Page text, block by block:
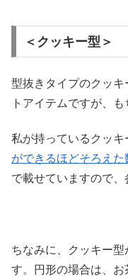
＜クッキー型＞
型抜きタイプのクッ
トアイテムですが、
私が持っているクッキ
ができるほどそろえた
で載せていますので、
ちなみに、クッキー
す。円形の場合は、